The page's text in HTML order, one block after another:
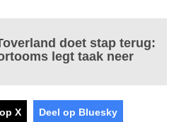
doet stap terug:
legt taak neer
X Deel op Bluesky